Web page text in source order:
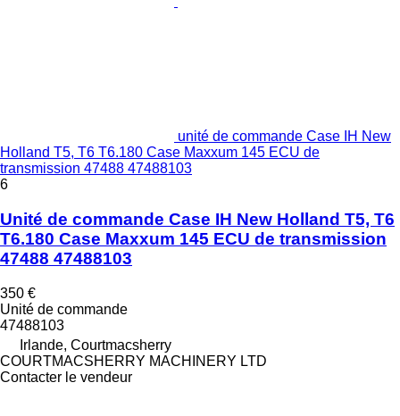
unité de commande Case IH New
Holland T5, T6 T6.180 Case Maxxum 145 ECU de
transmission 47488 47488103
6
Unité de commande Case IH New Holland T5, T6
T6.180 Case Maxxum 145 ECU de transmission
47488 47488103
350 €
Unité de commande
47488103
Irlande, Courtmacsherry
COURTMACSHERRY MACHINERY LTD
Contacter le vendeur